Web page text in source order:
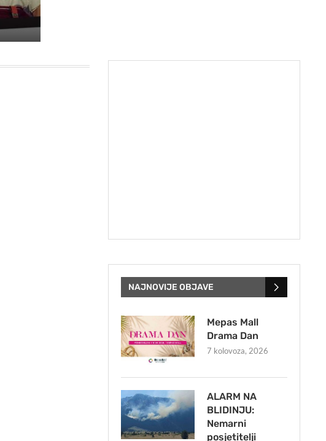
NAJNOVIJE OBJAVE
Mepas Mall
Drama Dan
7 kolovoza, 2026
ALARM NA
BLIDINJU:
Nemarni
posjetitelji